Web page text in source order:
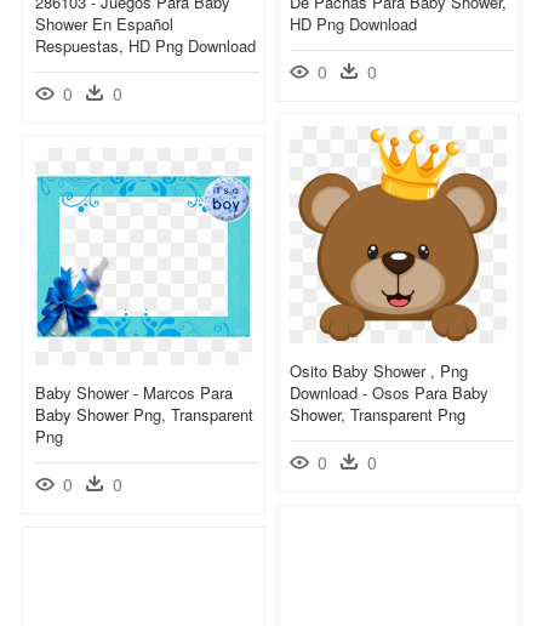
Shower En Español
Respuestas, HD Png Download
0 0
HD Png Download
0 0
Osito Baby Shower , Png
Download - Osos Para Baby
Shower, Transparent Png
0 0
Baby Shower - Marcos Para
Baby Shower Png, Transparent
Png
0 0